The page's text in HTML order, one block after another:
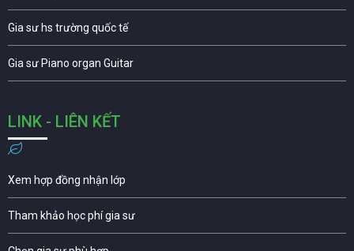
Gia sư hs trường quốc tế
Gia sư Piano organ Guitar
LINK - LIÊN KẾT
Xem hợp đồng nhận lớp
Tham khảo học phí gia sư